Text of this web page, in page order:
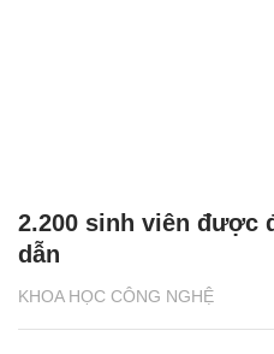
KHOA HỌC CÔNG NGHỆ
2.200 sinh viên được
dẫn